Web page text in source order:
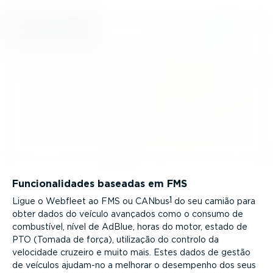
Funci­o­na­li­dades baseadas em FMS
Ligue o Webfleet ao FMS ou CANbus1 do seu camião para
obter dados do veículo avançados como o consumo de
combustível, nível de AdBlue, horas do motor, estado de
PTO (Tomada de força), utilização do controlo da
velocidade cruzeiro e muito mais. Estes dados de gestão
de veículos ajudam-no a melhorar o desempenho dos seus